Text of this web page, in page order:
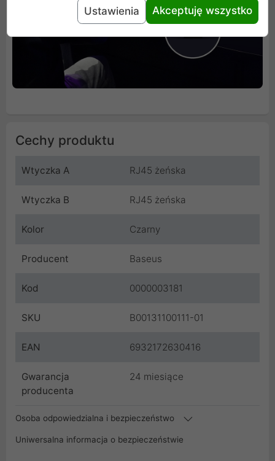
Cechy produktu
Wtyczka A RJ45 żeńska
Wtyczka B RJ45 żeńska
Kolor Czarny
Producent Baseus
Kod 0000003181
SKU B00131100111-01
EAN 6932172630416
Gwarancja
producenta
24 miesiące
Osoba odpowiedzialna i bezpieczeństwo
Uniwersalna informacja o bezpieczeństwie
Ustawienia Akceptuję wszystko